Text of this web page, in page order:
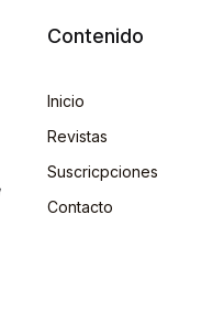
Contenido
Inicio
Revistas
Suscricpciones
Contacto